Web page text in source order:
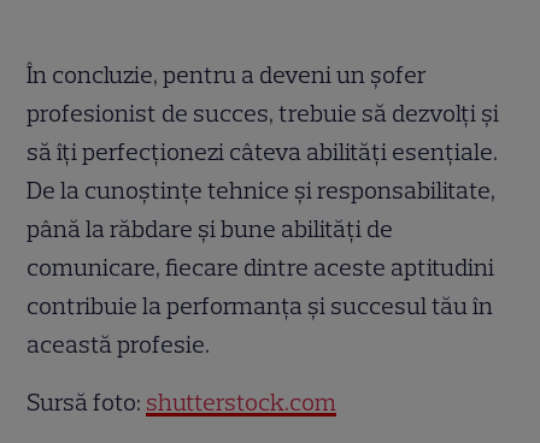
În concluzie, pentru a deveni un șofer
profesionist de succes, trebuie să dezvolți și
să îți perfecționezi câteva abilități esențiale.
De la cunoștințe tehnice și responsabilitate,
până la răbdare și bune abilități de
comunicare, fiecare dintre aceste aptitudini
contribuie la performanța și succesul tău în
această profesie.
Sursă foto: shutterstock.com